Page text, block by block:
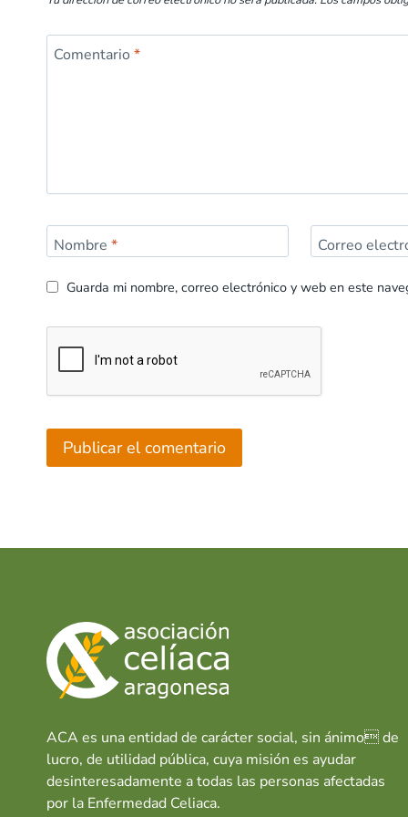
Comentario *
Nombre * Correo
Guarda mi nombre, correo electrónico y web en este
ACA es una entidad de carácter social, sin ánimo de
lucro, de utilidad pública, cuya misión es ayudar
desinteresadamente a todas las personas afectadas
por la Enfermedad Celiaca.